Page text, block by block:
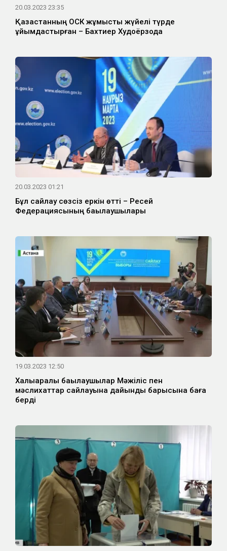
20.03.2023 23:35
Қазақстанның ОСК жұмысты жүйелі түрде
ұйымдастырған – Бахтиер Худоёрзода
20.03.2023 01:21
Бұл сайлау сөзсіз еркін өтті – Ресей
Федерациясының бақылаушылары
19.03.2023 12:50
Халықаралық бақылаушылар Мәжіліс пен
мәслихаттар сайлауына дайындық барысына баға
берді